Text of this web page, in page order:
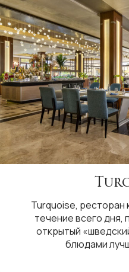
Turquoise,
течение всего дня,
открытый
блюдами